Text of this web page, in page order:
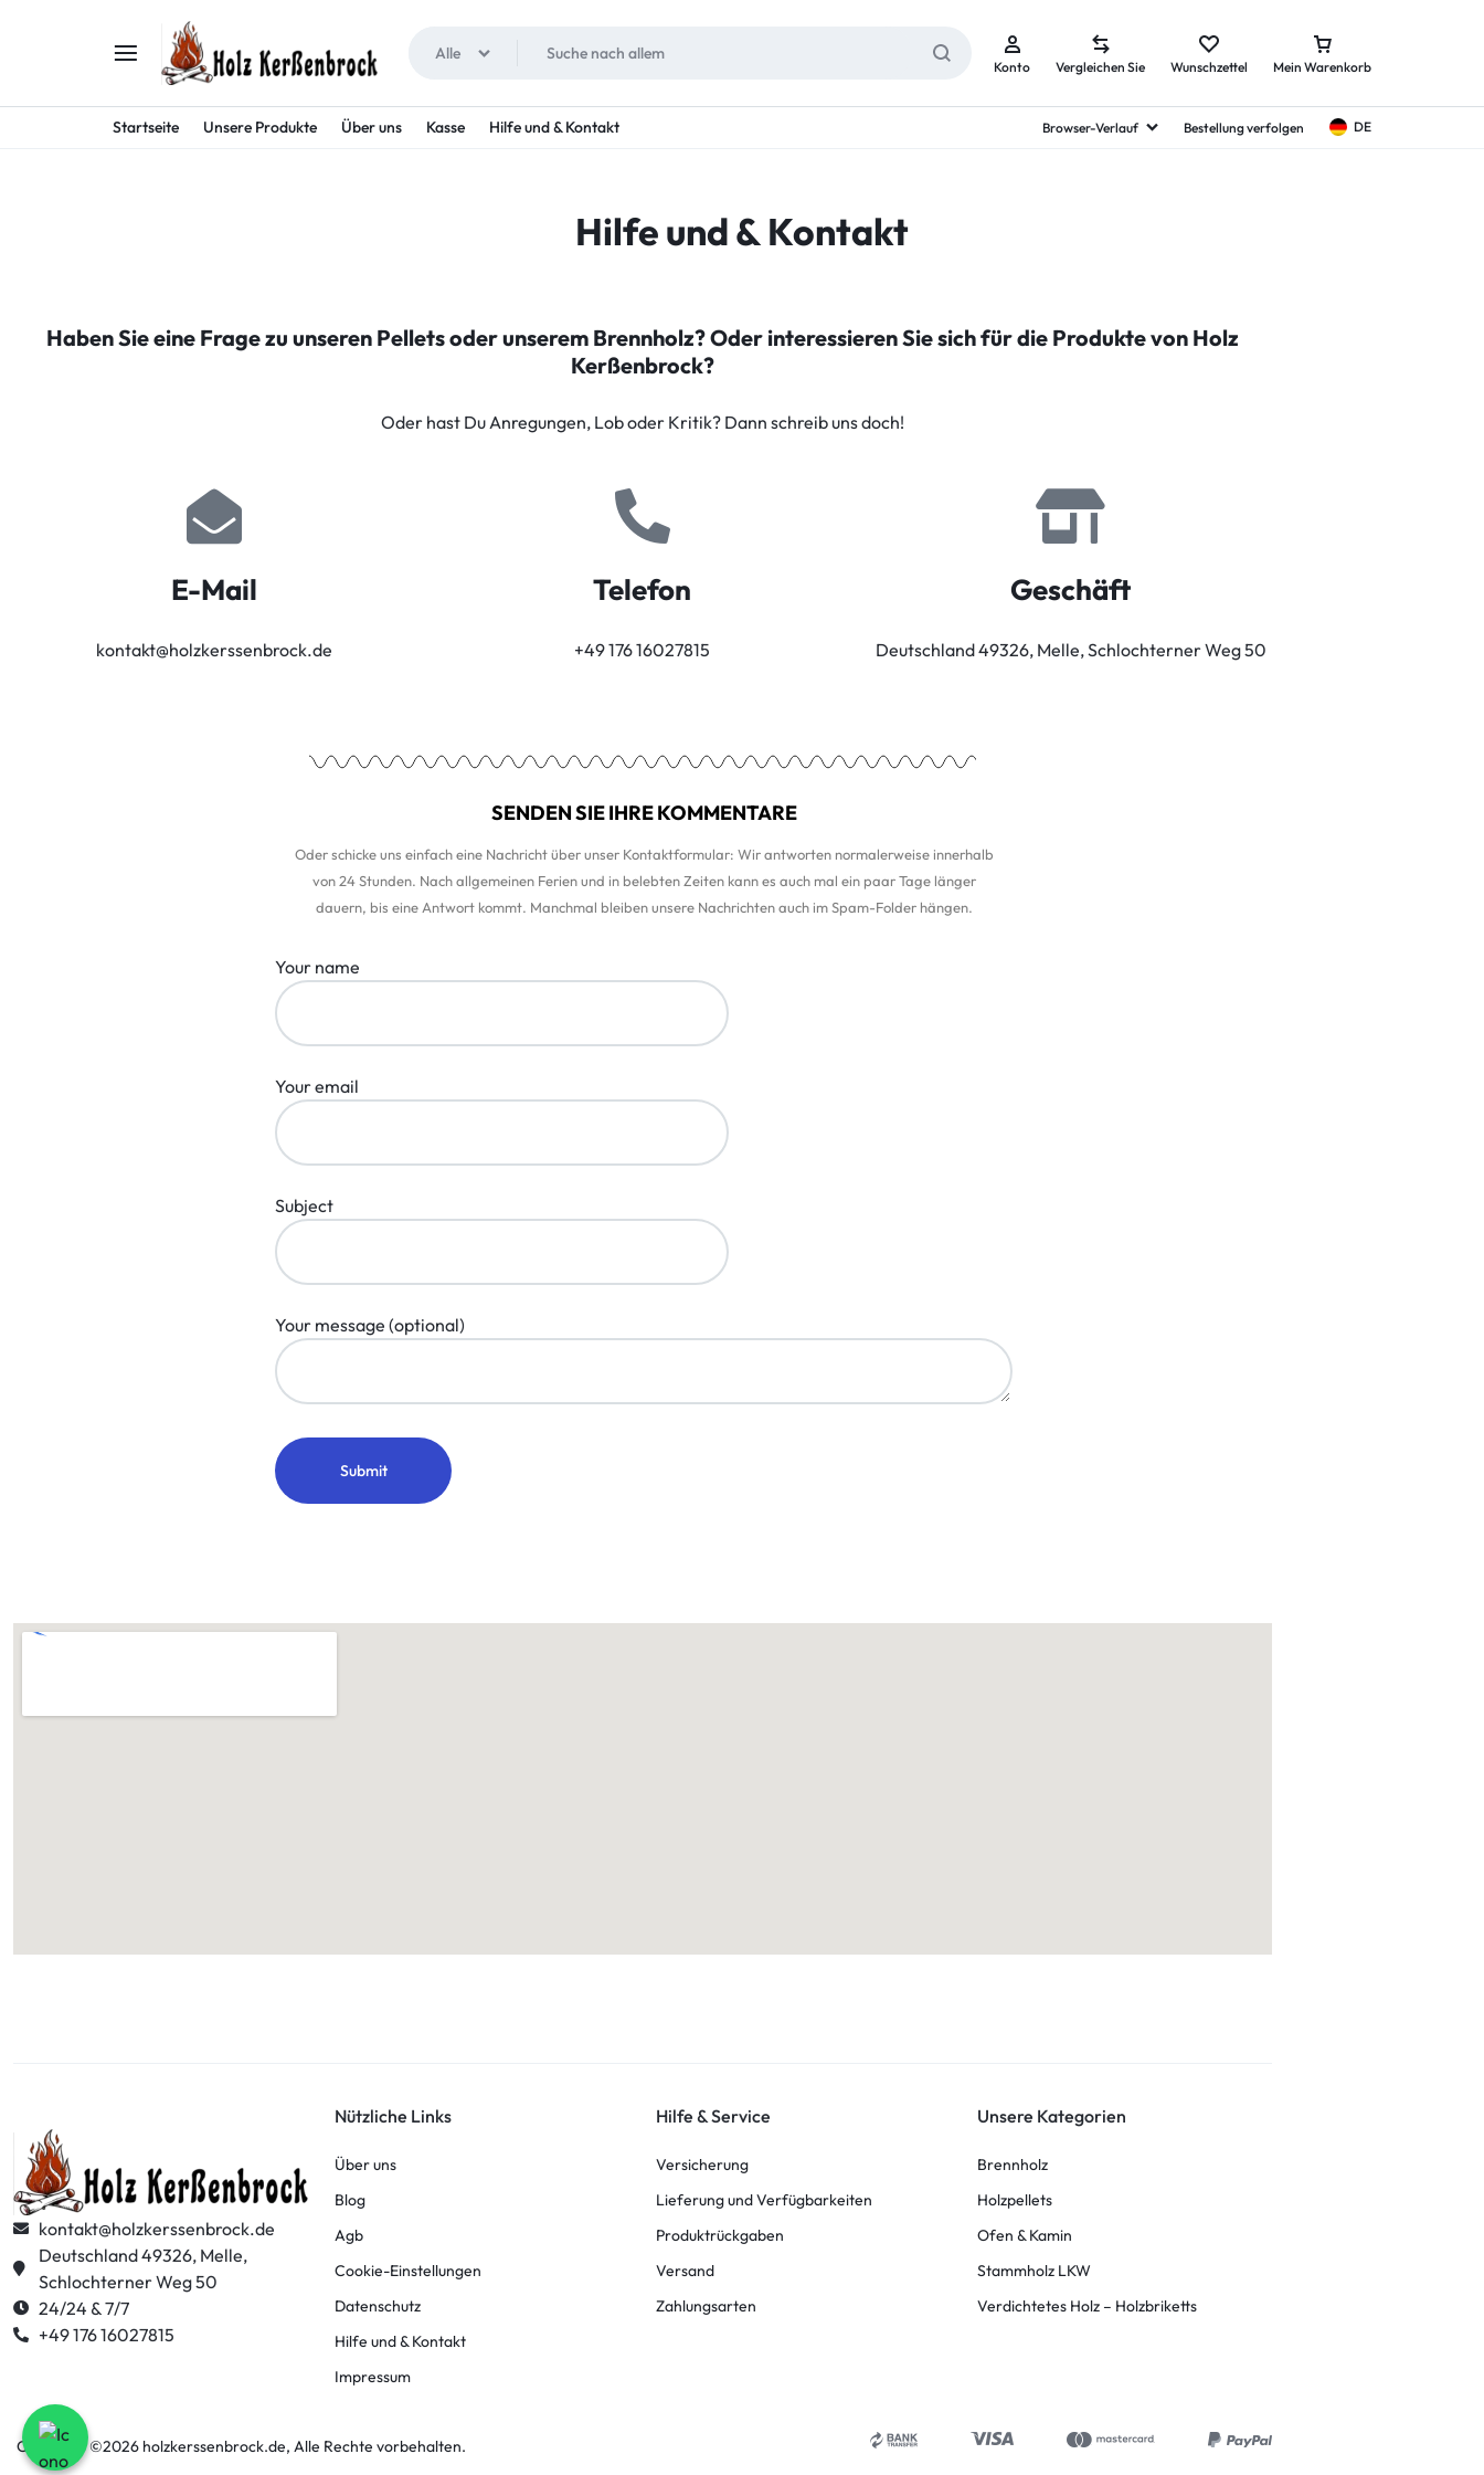
HOLZ
TRETEN
ABENTEUER!
Alle
Konto Vergleichen Sie Wunschzettel Mein Warenkorb
Startseite Unsere Produkte Über uns Kasse Hilfe und & Kontakt Browser-Verlauf Bestellung verfolgen DE
Hilfe und & Kontakt
Haben Sie eine Frage zu unseren Pellets oder unserem Brennholz? Oder interessieren Sie sich für die Produkte von Holz
Kerßenbrock?
Oder hast Du Anregungen, Lob oder Kritik? Dann schreib uns doch!
E-Mail
kontakt@holzkerssenbrock.de
Telefon
+49 176 16027815
Geschäft
Deutschland 49326, Melle, Schlochterner Weg 50
SENDEN SIE IHRE KOMMENTARE
Oder schicke uns einfach eine Nachricht über unser Kontaktformular: Wir antworten normalerweise innerhalb
von 24 Stunden. Nach allgemeinen Ferien und in belebten Zeiten kann es auch mal ein paar Tage länger
dauern, bis eine Antwort kommt. Manchmal bleiben unsere Nachrichten auch im Spam-Folder hängen.
Your name
Your email
Subject
Your message (optional)
kontakt@holzkerssenbrock.de
Deutschland 49326, Melle,
Schlochterner Weg 50
24/24 & 7/7
+49 176 16027815
Nützliche Links
Über uns
Blog
Agb
Cookie-Einstellungen
Datenschutz
Hilfe und & Kontakt
Impressum
Hilfe & Service
Versicherung
Lieferung und Verfügbarkeiten
Produktrückgaben
Versand
Zahlungsarten
Unsere Kategorien
Brennholz
Holzpellets
Ofen & Kamin
Stammholz LKW
Verdichtetes Holz – Holzbriketts
Copyright ©2026 holzkerssenbrock.de, Alle Rechte vorbehalten.